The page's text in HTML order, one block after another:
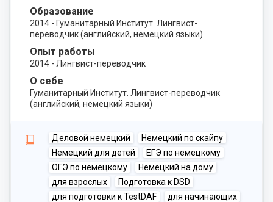
Образование
2014 - Гуманитарный Институт. Лингвист-
переводчик (английский, немецкий языки)
Опыт работы
2014 - Лингвист-переводчик
О себе
Гуманитарный Институт. Лингвист-переводчик
(английский, немецкий языки)
Деловой немецкий
Немецкий по скайпу
Немецкий для детей
ЕГЭ по немецкому
ОГЭ по немецкому
Немецкий на дому
для взрослых
Подготовка к DSD
для подготовки к TestDAF
для начинающих